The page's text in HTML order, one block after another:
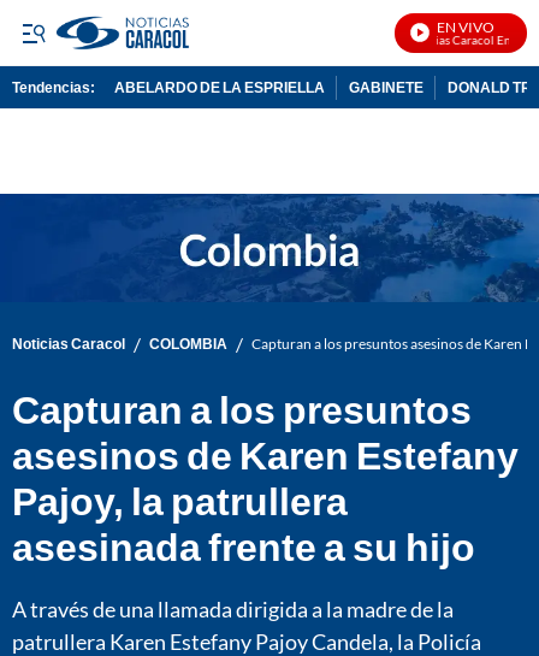
EN VIVO
Noticias Caracol En Vivo
Tendencias: ABELARDO DE LA ESPRIELLA GABINETE DONALD
Noticias Caracol / COLOMBIA / Capturan a los presuntos asesinos de Karen
Capturan a los presuntos
asesinos de Karen Estefany
Pajoy, la patrullera
asesinada frente a su hijo
A través de una llamada dirigida a la madre de la
patrullera Karen Estefany Pajoy Candela, la Policía